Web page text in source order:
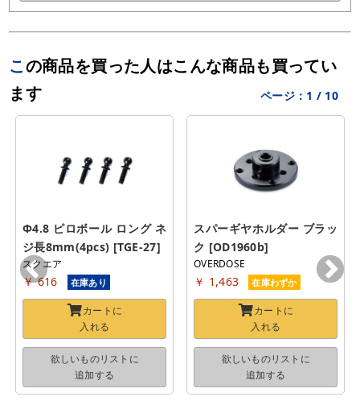
この商品を買った人はこんな商品も買ってい
ます
ページ： 1 / 10
Φ4.8 ピロボール ロング ネ
ジ長8mm(4pcs) [TGE-27]
スクエア
￥ 616 在庫あり
カートに
入れる
欲しいものリストに
追加する
スパーギヤホルダー ブラッ
ク [OD1960b]
OVERDOSE
￥ 1,463 在庫わずか
カートに
入れる
欲しいものリストに
追加する